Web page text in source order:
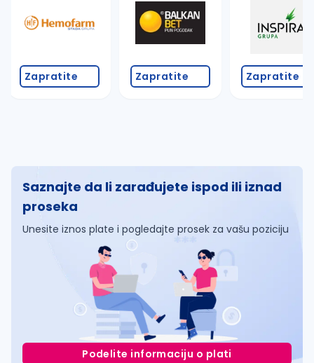
Zapratite Zapratite Zapratite
Saznajte da li zarađujete ispod ili iznad
proseka
Unesite iznos plate i pogledajte prosek za vašu poziciju
Podelite informaciju o plati